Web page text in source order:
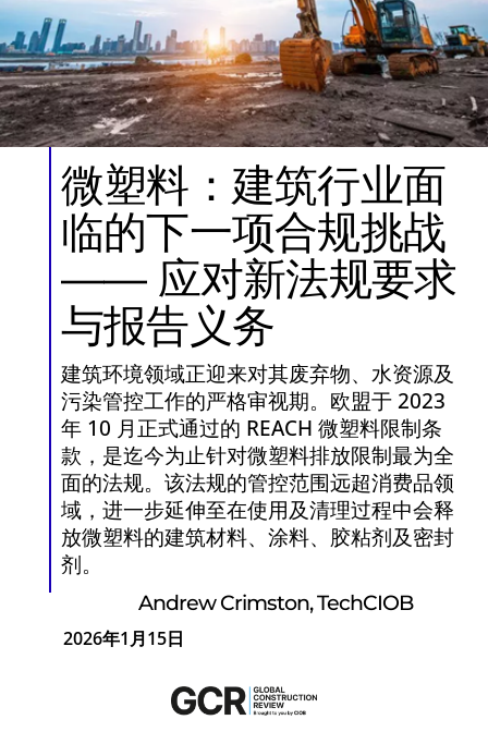
微塑料：建筑行业面
临的下一项合规挑战
—— 应对新法规要求
与报告义务
建筑环境领域正迎来对其废弃物、水资源及
污染管控工作的严格审视期。欧盟于 2023
年 10 月正式通过的 REACH 微塑料限制条
款，是迄今为止针对微塑料排放限制最为全
面的法规。该法规的管控范围远超消费品领
域，进一步延伸至在使用及清理过程中会释
放微塑料的建筑材料、涂料、胶粘剂及密封
剂。
Andrew Crimston, TechCIOB
2026年1月15日